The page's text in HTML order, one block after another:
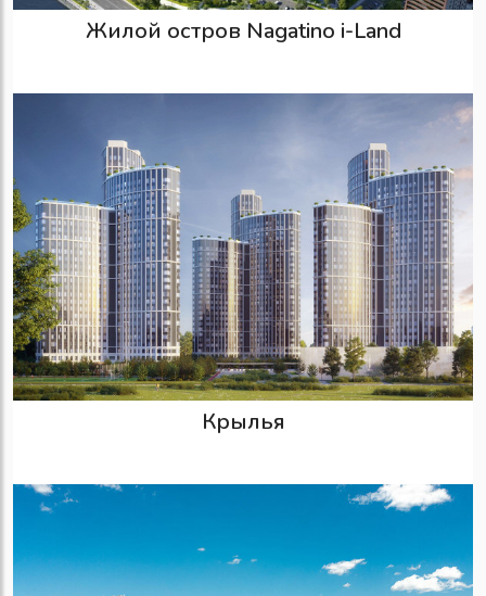
Жилой остров Nagatino i-Land
Крылья